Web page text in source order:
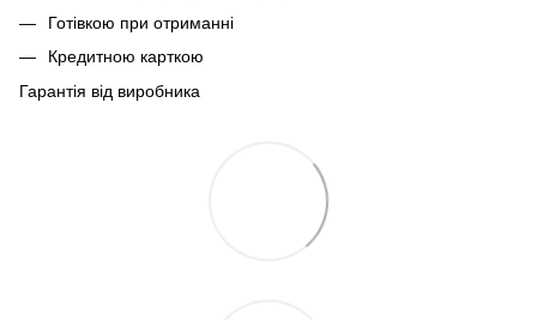
Готівкою при отриманні
Кредитною карткою
Гарантія від виробника